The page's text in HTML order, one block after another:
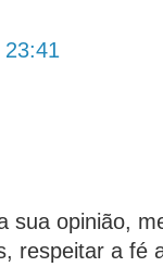
sua opinião,
respeitar a fé